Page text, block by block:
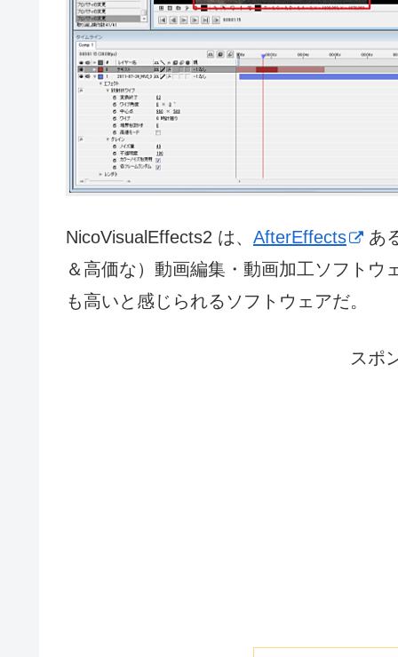
NicoVisualEffects2 は、 AfterEffects
あ
＆高価な）動画編集・動画加工ソフト
も高いと感じられるソフトウェアだ。
スポ